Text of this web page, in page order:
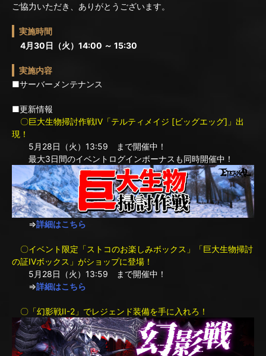
ご協力いただき、ありがとうございます。
実施時間
4月30日（火）14:00 ～ 15:30
実施内容
■サーバーメンテナンス
■更新情報
〇巨大生物掃討作戦IV「テルティメイジ [ビッグエッグ]」出
現！
5月28日（火）13:59 まで開催中！
最大3日間のイベントログインボーナスも同時開催中！
⇒詳細はこちら
〇イベント限定「ストコのお楽しみボックス」「巨大生物掃討
の証IVボックス」がショップに登場！
5月28日（火）13:59 まで開催中！
⇒詳細はこちら
〇「幻影戦II-2」でレジェンド装備を手に入れろ！